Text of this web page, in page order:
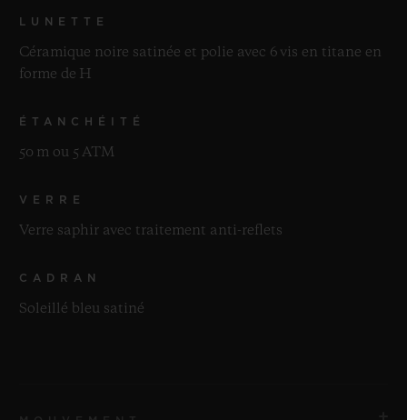
LUNETTE
Céramique noire satinée et polie avec 6 vis en titane en
forme de H
ÉTANCHÉITÉ
50 m ou 5 ATM
VERRE
Verre saphir avec traitement anti-reflets
CADRAN
Soleillé bleu satiné